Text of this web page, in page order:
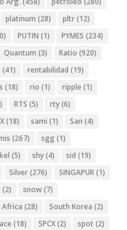
platinum (28) pltr(12)
PUTIN (1) PYMES (234)
Quantum (3) Ratio (920)
(41) rentabilidad (19)
(18) rio (1) ripple (1)
RTS (5) rty(6)
(18) sami (1) San (4)
(267) sgg (1)
(5) shy(4) sid (19)
Silver(276) SINGAPUR(1)
(2) snow(7)
Africa (28) South Korea (2)
(18) SPCX(2) spot (2)